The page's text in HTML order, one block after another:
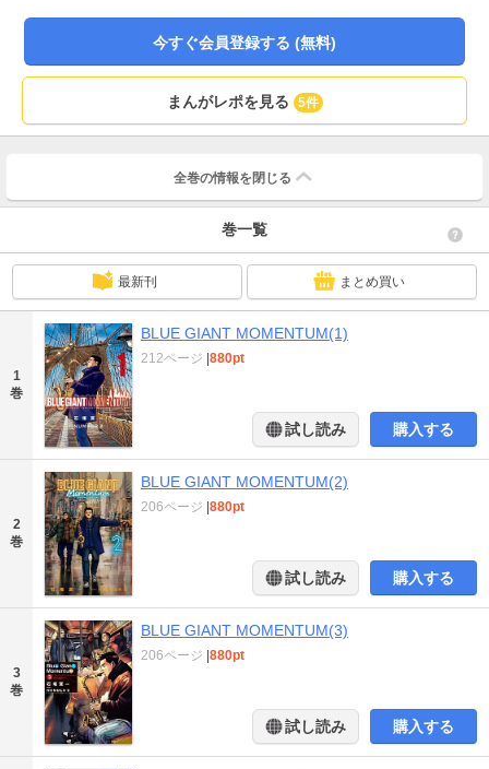
今すぐ会員登録する (無料)
まんがレポを見る 5件
全巻の情報を 閉じる
巻一覧
最新刊 まとめ買い
1
巻
BLUE GIANT MOMENTUM(1)
212ページ 880pt
試し読み 購入する
2
巻
BLUE GIANT MOMENTUM(2)
206ページ 880pt
試し読み 購入する
3
巻
BLUE GIANT MOMENTUM(3)
206ページ 880pt
試し読み 購入する